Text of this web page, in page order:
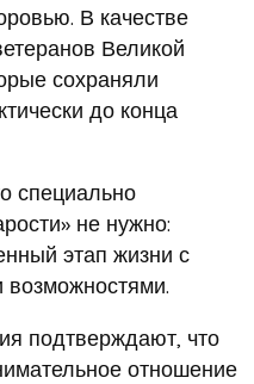
В качестве
Великой
сохраняли
до конца
специально
не нужно:
этап жизни с
подтверждают, что
отношение